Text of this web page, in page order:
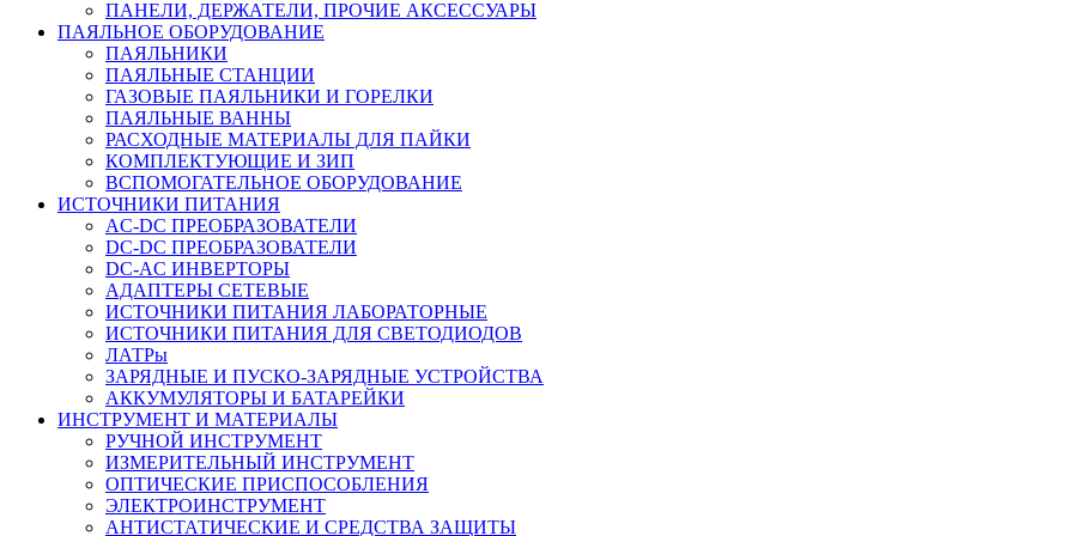
ПАНЕЛИ, ДЕРЖАТЕЛИ, ПРОЧИЕ АКСЕССУАРЫ
ПАЯЛЬНОЕ ОБОРУДОВАНИЕ
ПАЯЛЬНИКИ
ПАЯЛЬНЫЕ СТАНЦИИ
ГАЗОВЫЕ ПАЯЛЬНИКИ И ГОРЕЛКИ
ПАЯЛЬНЫЕ ВАННЫ
РАСХОДНЫЕ МАТЕРИАЛЫ ДЛЯ ПАЙКИ
КОМПЛЕКТУЮЩИЕ И ЗИП
ВСПОМОГАТЕЛЬНОЕ ОБОРУДОВАНИЕ
ИСТОЧНИКИ ПИТАНИЯ
AC-DC ПРЕОБРАЗОВАТЕЛИ
DC-DC ПРЕОБРАЗОВАТЕЛИ
DC-AC ИНВЕРТОРЫ
АДАПТЕРЫ СЕТЕВЫЕ
ИСТОЧНИКИ ПИТАНИЯ ЛАБОРАТОРНЫЕ
ИСТОЧНИКИ ПИТАНИЯ ДЛЯ СВЕТОДИОДОВ
ЛАТРы
ЗАРЯДНЫЕ И ПУСКО-ЗАРЯДНЫЕ УСТРОЙСТВА
АККУМУЛЯТОРЫ И БАТАРЕЙКИ
ИНСТРУМЕНТ И МАТЕРИАЛЫ
РУЧНОЙ ИНСТРУМЕНТ
ИЗМЕРИТЕЛЬНЫЙ ИНСТРУМЕНТ
ОПТИЧЕСКИЕ ПРИСПОСОБЛЕНИЯ
ЭЛЕКТРОИНСТРУМЕНТ
АНТИСТАТИЧЕСКИЕ И СРЕДСТВА ЗАЩИТЫ